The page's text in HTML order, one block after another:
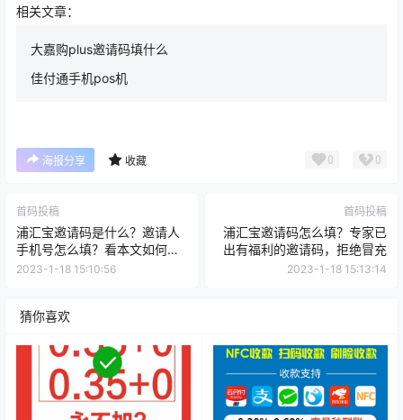
相关文章：
大嘉购plus邀请码填什么
佳付通手机pos机
海报分享 收藏 0 0
首码投稿
浦汇宝邀请码是什么？邀请人
手机号怎么填？看本文如何讲
述？
2023-1-18 15:10:56
首码投稿
浦汇宝邀请码怎么填？专家已
出有福利的邀请码，拒绝冒充
2023-1-18 15:13:14
猜你喜欢